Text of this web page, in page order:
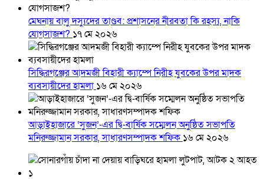
মেঘনায় বালু দস্যুদের তাণ্ডব: প্রশাসনের নীরবতা কি রহস্য, নাকি
যোগসাজশ? ১৭ মে ২০২৬
সিদ্ধিরগঞ্জের আদমজী বিহারী ক্যাম্পে নিরীহ যুবকের উপর মাদক
ব্যবসায়ীদের হামলা ১৬ মে ২০২৬
আড়াইহাজারে ‘সুজন’-এর দ্বি-বার্ষিক সম্মেলন অনুষ্ঠিত সভাপতি
মনিরুজ্জামান সরকার, সাধারণসম্পাদক শফিক ১৬ মে ২০২৬